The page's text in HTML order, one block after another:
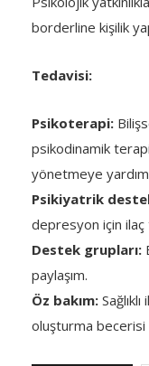
borderline kişilik
Tedavisi:
Psikoterapi:
psikodinamik
yönetmeye
Psikiyatrik
depresyon için ilaç
Destek grupları:
paylaşım.
Öz bakım:
oluşturma